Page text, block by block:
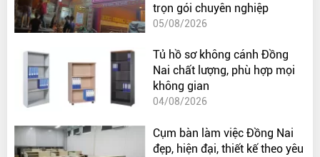
trọn gói chuyên nghiệp
05/08/2026
Tủ hồ sơ không cánh Đồng
Nai chất lượng, phù hợp mọi
không gian
04/08/2026
Cụm bàn làm việc Đồng Nai
đẹp, hiện đại, thiết kế theo yêu